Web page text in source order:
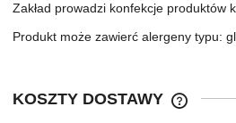
Zakład prowadzi konfekcje produktów
Produkt może zawierć alergeny typu:
KOSZTY DOSTAWY